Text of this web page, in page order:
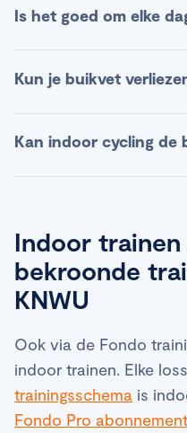
Is het goed om elke
Dagelijks indoor fietsen
lichte sessies.
intensiever (minder
Kun je buikvet
Ja. Indoor cycling
zolang je in een licht
"wegtrainen" kan
Kan indoor cycling de
verlagen. Begin rustig,
overleg bij bestaande
eerst met je arts.
Indoor
bekroonde
KNWU
Ook via de Fondo
indoor trainen. Elke
trainingsschema is
Fondo Pro abonnement